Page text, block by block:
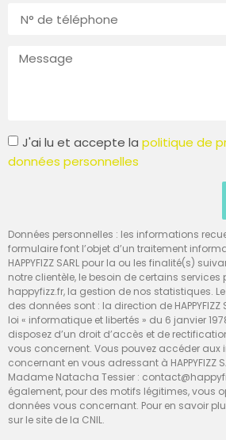
J'ai lu et accepte la politique de
données personnelles
Données personnelles : les informations
formulaire font l’objet d’un traitement
HAPPYFIZZ SARL pour la ou les finalité(s)
notre clientèle, le besoin de certains services
happyfizz.fr, la gestion de nos statistiques.
des données sont : la direction de
loi « informatique et libertés » du 6 janvier
disposez d’un droit d’accès et de
vous concernent. Vous pouvez accéder aux
concernant en vous adressant à HAPPYFIZZ
Madame Natacha Tessier :
également, pour des motifs légitimes, vous
données vous concernant. Pour en savoir
sur le site de la CNIL.